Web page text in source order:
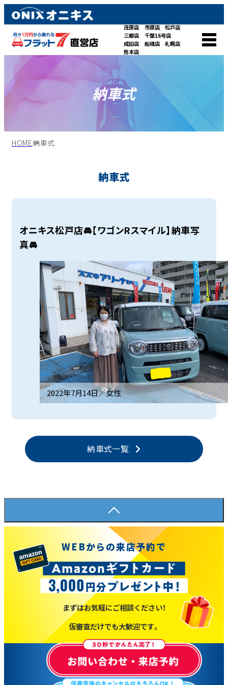
茂原店 市原店
松戸店
三郷店
千葉16号店
成田店
船橋店
札幌店
熊本店
納車式
HOME納車式
納車式
オニキス松戸店🚘【ワゴンRスマイル】納車写
真🚘
2022年7月14日／女性
納車式一覧
WEBからの来店予約で
まずはお気軽にご相談ください！
仮審査だけでも大歓迎です。